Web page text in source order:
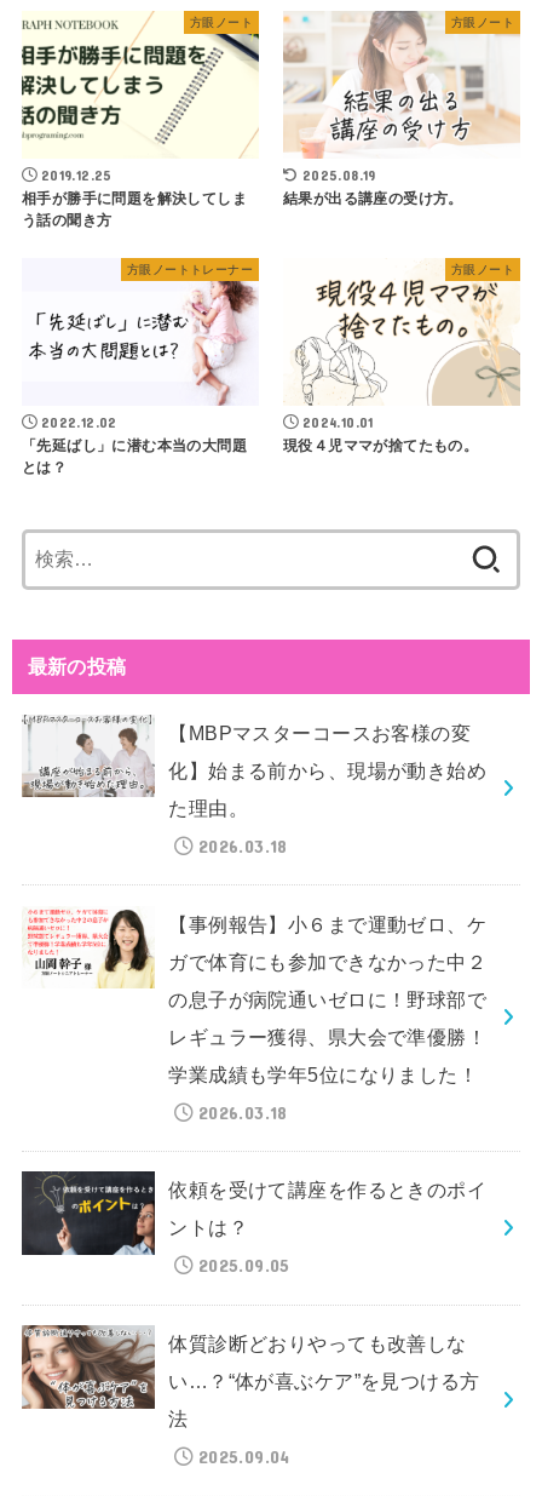
方眼ノート
2019.12.25
相手が勝手に問題を解決してしま
う話の聞き方
方眼ノート
2025.08.19
結果が出る講座の受け方。
方眼ノートトレーナー
2022.12.02
「先延ばし」に潜む本当の大問題
とは？
方眼ノート
2024.10.01
現役４児ママが捨てたもの。
索:
最新の投稿
【MBPマスターコースお客様の変
化】始まる前から、現場が動き始め
た理由。
2026.03.18
【事例報告】小６まで運動ゼロ、ケ
ガで体育にも参加できなかった中２
の息子が病院通いゼロに！野球部で
レギュラー獲得、県大会で準優勝！
学業成績も学年5位になりました！
2026.03.18
依頼を受けて講座を作るときのポイ
ントは？
2025.09.05
体質診断どおりやっても改善しな
い…？“体が喜ぶケア”を見つける方
法
2025.09.04